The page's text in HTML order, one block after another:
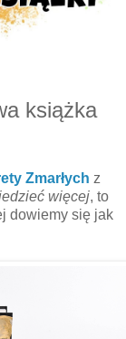
książka
Zmarłych z
więcej, to
dowiemy się jak